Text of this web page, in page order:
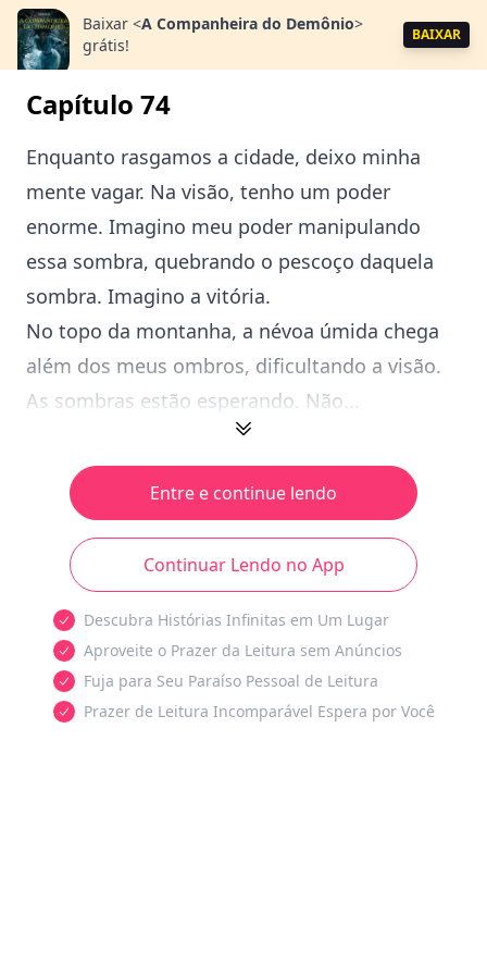
Baixar <A Companheira do Demônio>
grátis!
BAIXAR
Capítulo 74
Enquanto rasgamos a cidade, deixo minha
mente vagar. Na visão, tenho um poder
enorme. Imagino meu poder manipulando
essa sombra, quebrando o pescoço daquela
sombra. Imagino a vitória.
No topo da montanha, a névoa úmida chega
além dos meus ombros, dificultando a visão.
As sombras estão esperando. Não...
Entre e continue lendo
Continuar Lendo no App
Descubra Histórias Infinitas em Um Lugar
Aproveite o Prazer da Leitura sem Anúncios
Fuja para Seu Paraíso Pessoal de Leitura
Prazer de Leitura Incomparável Espera por Você